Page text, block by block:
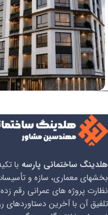
پروژه انتظاری
هلدینگ ساختمانی پارسه با
بخشهای معماری، سازه و
نظارت پروژه های عمرانی رقم
تلفیق آن با آخرین دستاوردهای